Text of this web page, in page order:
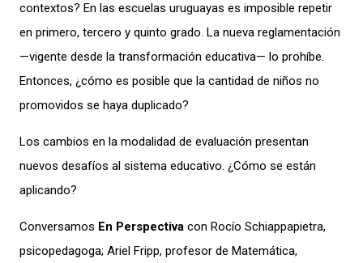
contextos? En las escuelas uruguayas es imposible repetir
en primero, tercero y quinto grado. La nueva reglamentación
—vigente desde la transformación educativa— lo prohíbe.
Entonces, ¿cómo es posible que la cantidad de niños no
promovidos se haya duplicado?
Los cambios en la modalidad de evaluación presentan
nuevos desafíos al sistema educativo. ¿Cómo se están
aplicando?
Conversamos En Perspectiva con Rocío Schiappapietra,
psicopedagoga; Ariel Fripp, profesor de Matemática,